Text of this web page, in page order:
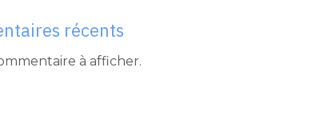
récents
à afficher.